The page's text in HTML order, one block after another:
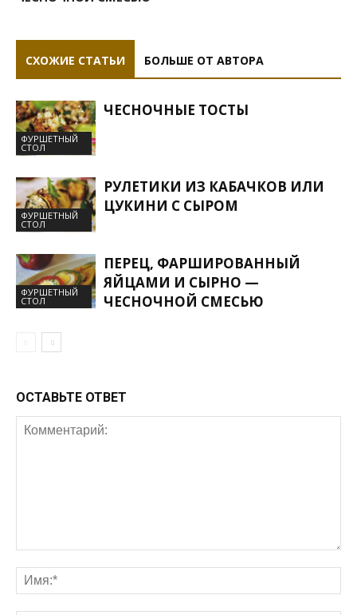
СХОЖИЕ СТАТЬИ БОЛЬШЕ ОТ АВТОРА
ФУРШЕТНЫЙ
СТОЛ
ЧЕСНОЧНЫЕ ТОСТЫ
ФУРШЕТНЫЙ
СТОЛ
РУЛЕТИКИ ИЗ КАБАЧКОВ ИЛИ
ЦУКИНИ С СЫРОМ
ФУРШЕТНЫЙ
СТОЛ
ПЕРЕЦ, ФАРШИРОВАННЫЙ
ЯЙЦАМИ И СЫРНО —
ЧЕСНОЧНОЙ СМЕСЬЮ
ОСТАВЬТЕ ОТВЕТ